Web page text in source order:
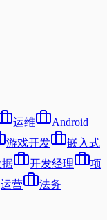
运维
Android
游戏开发
嵌入式
据 开发经理
项
运营
法务